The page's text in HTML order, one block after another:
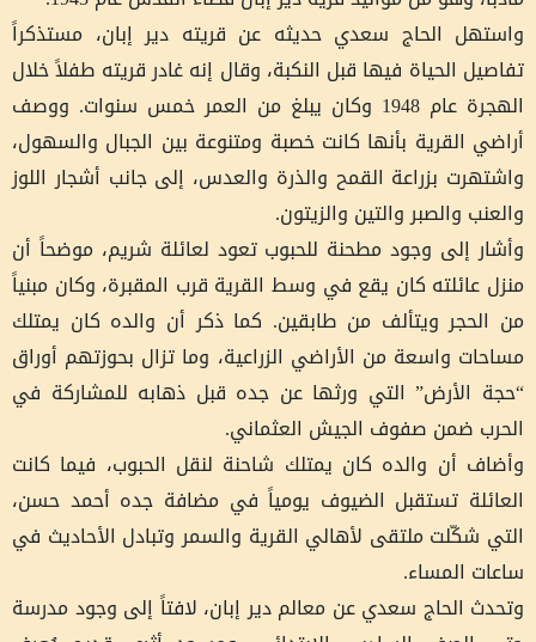
واستهل الحاج سعدي حديثه عن قريته دير إبان، مستذكراً
تفاصيل الحياة فيها قبل النكبة، وقال إنه غادر قريته طفلاً خلال
الهجرة عام 1948 وكان يبلغ من العمر خمس سنوات. ووصف
أراضي القرية بأنها كانت خصبة ومتنوعة بين الجبال والسهول،
واشتهرت بزراعة القمح والذرة والعدس، إلى جانب أشجار اللوز
والعنب والصبر والتين والزيتون.
وأشار إلى وجود مطحنة للحبوب تعود لعائلة شريم، موضحاً أن
منزل عائلته كان يقع في وسط القرية قرب المقبرة، وكان مبنياً
من الحجر ويتألف من طابقين. كما ذكر أن والده كان يمتلك
مساحات واسعة من الأراضي الزراعية، وما تزال بحوزتهم أوراق
“حجة الأرض” التي ورثها عن جده قبل ذهابه للمشاركة في
الحرب ضمن صفوف الجيش العثماني.
وأضاف أن والده كان يمتلك شاحنة لنقل الحبوب، فيما كانت
العائلة تستقبل الضيوف يومياً في مضافة جده أحمد حسن،
التي شكّلت ملتقى لأهالي القرية والسمر وتبادل الأحاديث في
ساعات المساء.
وتحدث الحاج سعدي عن معالم دير إبان، لافتاً إلى وجود مدرسة